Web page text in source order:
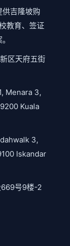
吉隆坡购
教育、签证
区天府五街
Menara 3,
Kuala
3,
Iskandar
669号9楼-2